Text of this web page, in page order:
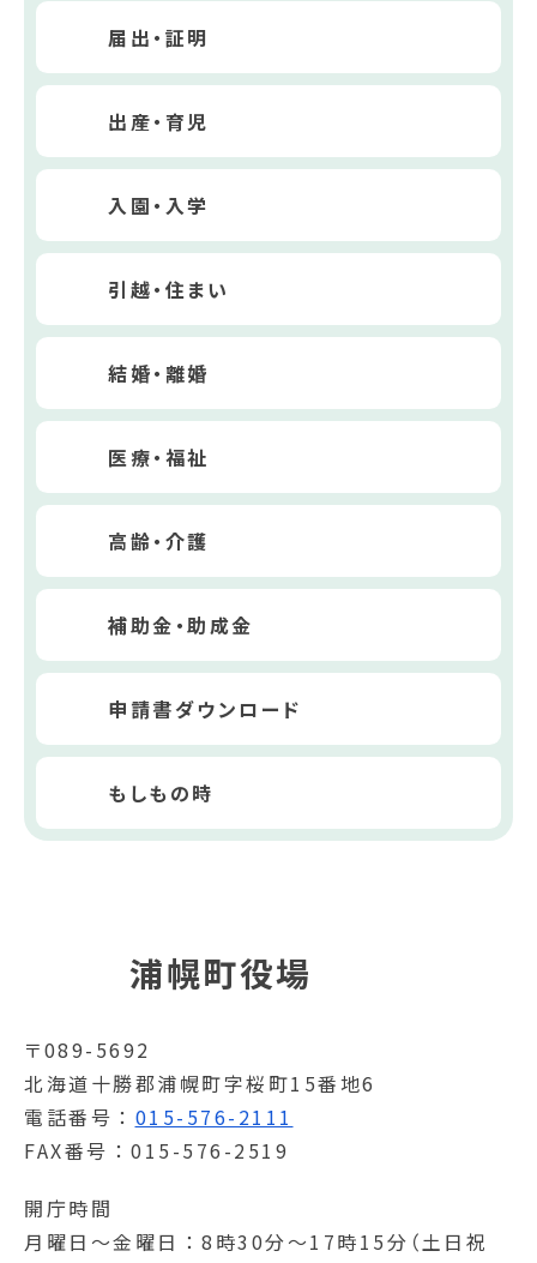
届出・証明
出産・育児
入園・入学
引越・住まい
結婚・離婚
医療・福祉
高齢・介護
補助金・助成金
申請書ダウンロード
もしもの時
浦幌町役場
〒089-5692
北海道十勝郡浦幌町字桜町15番地6
電話番号
015-576-2111
FAX番号
015-576-2519
開庁時間
月曜日～金曜日
8時30分～17時15分（土日祝